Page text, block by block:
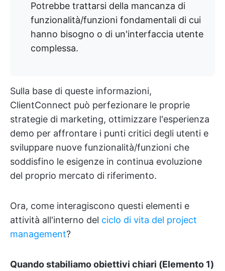
Potrebbe trattarsi della mancanza di
funzionalità/funzioni fondamentali di cui
hanno bisogno o di un'interfaccia utente
complessa.
Sulla base di queste informazioni,
ClientConnect può perfezionare le proprie
strategie di marketing, ottimizzare l'esperienza
demo per affrontare i punti critici degli utenti e
sviluppare nuove funzionalità/funzioni che
soddisfino le esigenze in continua evoluzione
del proprio mercato di riferimento.
Ora, come interagiscono questi elementi e
attività all'interno del ciclo di vita del project
management?
Quando stabiliamo obiettivi chiari (Elemento 1)